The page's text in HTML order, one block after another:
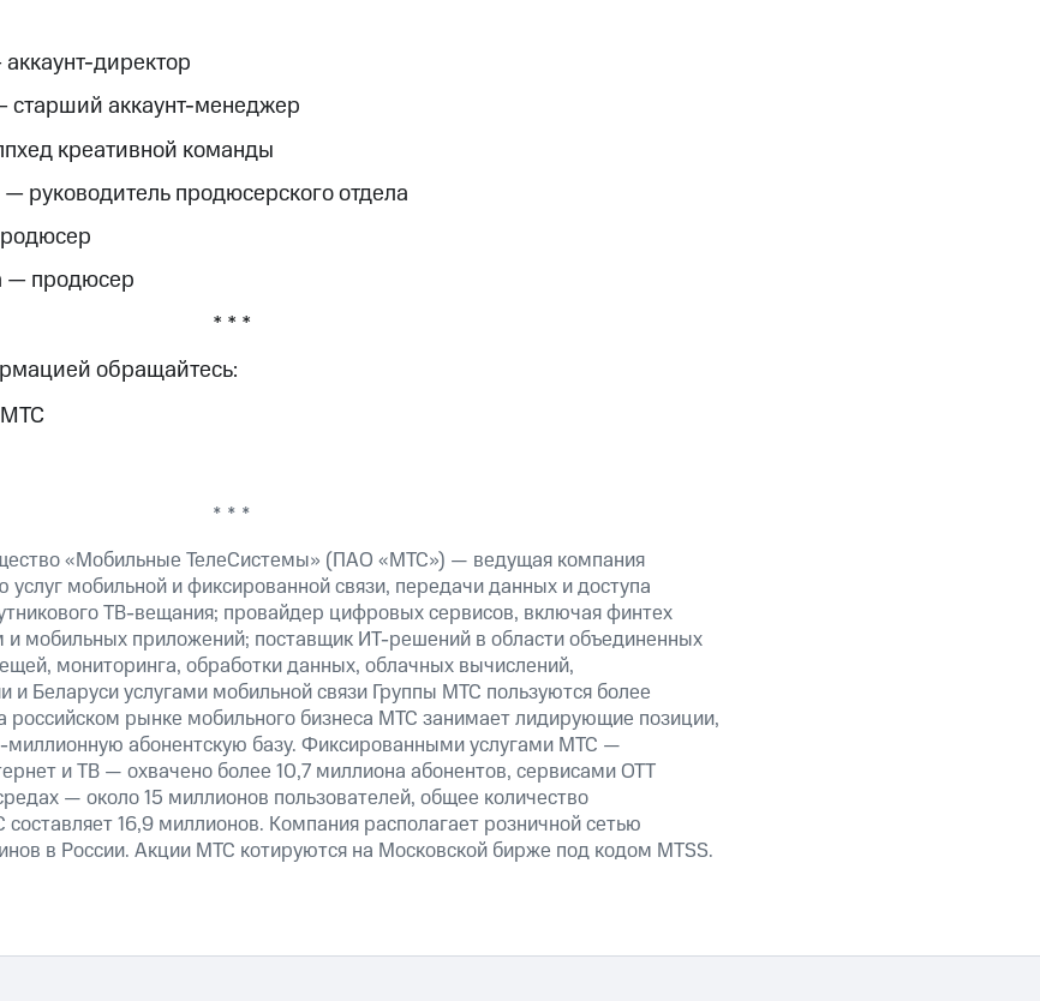
директор
аккаунт-менеджер
креативной команды
руководитель продюсерского отдела
— продюсер
* * *
обращайтесь:
МТС
* * *
«Мобильные ТелеСистемы» (ПАО «МТС») — ведущая компания
услуг мобильной и фиксированной связи, передачи данных и доступа
ТВ-вещания; провайдер цифровых сервисов, включая финтех
и мобильных приложений; поставщик ИТ-решений в области объединенных
мониторинга, обработки данных, облачных вычислений,
и Беларуси услугами мобильной связи Группы МТС пользуются более
российском рынке мобильного бизнеса МТС занимает лидирующие позиции,
абонентскую базу. Фиксированными услугами МТС —
и ТВ — охвачено более 10,7 миллиона абонентов, сервисами OTT
— около 15 миллионов пользователей, общее количество
16,9 миллионов. Компания располагает розничной сетью
в России. Акции МТС котируются на Московской бирже под кодом MTSS.